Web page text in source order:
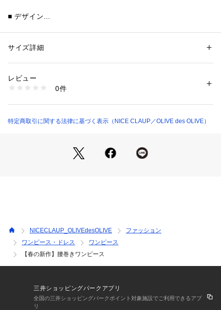
■ デザイン
ウエストマークされてスタイルアップして見せることが出来
■スタイリング
・春らしく白の小物でまとめるのが◎
性別：レディース
素材：【ネイビー】ポリエステル80% コットン20% 【オフストライプ,ネ
生産国：中国
1087600000534
サイズ詳細
レビュー
0件
特定商取引に関する法律に基づく表示（NICE CLAUP／OLIVE des OLIVE）
NICECLAUP_OLIVEdesOLIVE
ファッション
ワンピース・ドレス
ワンピース
【春の新作】腰巻きワンピース
三井ショッピングパークアプリ
全国の三井ショッピングパークポイント対象施設でご利用できるアプ
リ